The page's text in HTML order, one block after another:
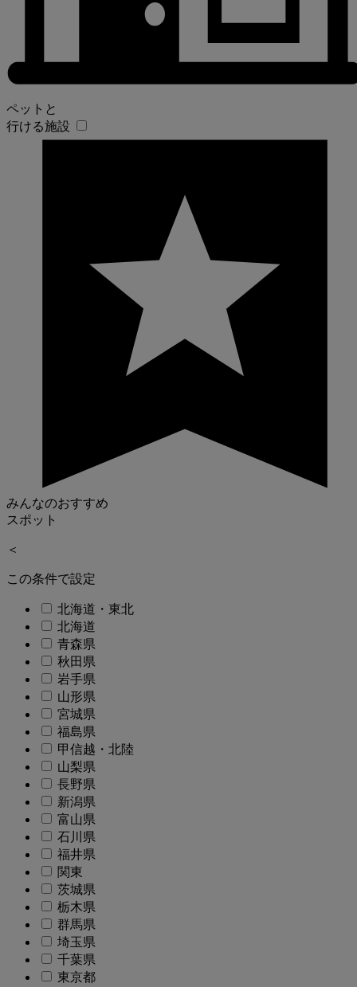
ペットと
行ける施設
みんなのおすすめ
スポット
＜
この条件で設定
北海道・東北
北海道
青森県
秋田県
岩手県
山形県
宮城県
福島県
甲信越・北陸
山梨県
長野県
新潟県
富山県
石川県
福井県
関東
茨城県
栃木県
群馬県
埼玉県
千葉県
東京都